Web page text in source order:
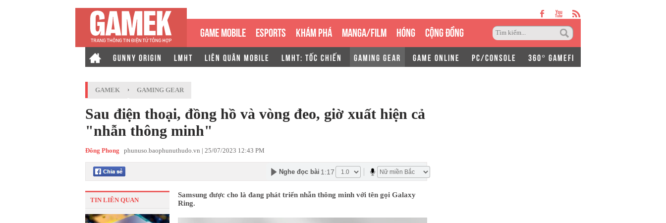
GAME MOBILE ESPORTS KHÁM PHÁ MANGA/FILM HÓNG CỘNG ĐỒNG
GUNNY ORIGIN LMHT LIÊN QUÂN MOBILE LMHT: TỐC CHIẾN GAMING GEAR GAME ONLINE PC/CONSOLE 360° GAMEFI
GAMEK › GAMING GEAR
Sau điện thoại, đồng hồ và vòng đeo, giờ xuất hiện cả
"nhẫn thông minh"
Đông Phong phunuso.baophunuthudo.vn | 25/07/2023 12:43 PM
Nghe đọc bài 1:17
TIN LIÊN QUAN
Samsung được cho là đang phát triển nhẫn thông minh với tên gọi Galaxy
Ring.